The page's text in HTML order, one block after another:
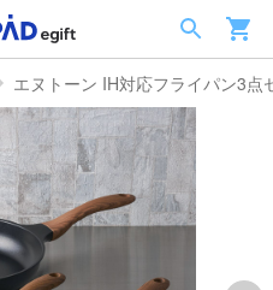
エヌトーン IH対応フライパン3点